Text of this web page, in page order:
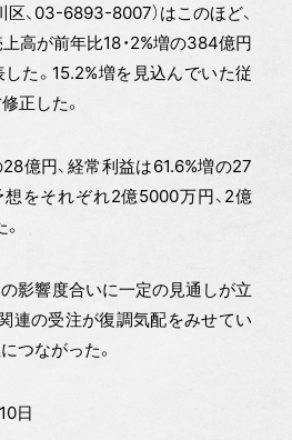
区、03-6893-8007）はこのほど、
高が前年比18・2%増の384億円
た。15.2%増を見込んでいた従
正した。
億円、経常利益は61.6%増の27
想をそれぞれ2億5000万円、2億
影響度合いに一定の見通しが立
連の受注が復調気配をみせてい
つながった。
日